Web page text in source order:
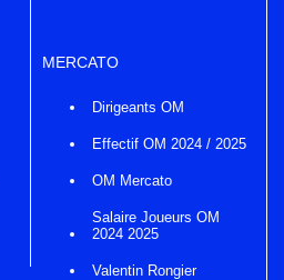
MERCATO
Dirigeants OM
Effectif OM 2024 / 2025
OM Mercato
Salaire Joueurs OM
2024 2025
Valentin Rongier